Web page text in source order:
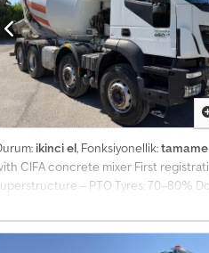
ikinci el, Fonksiyonellik:
CIFA concrete mixer First
– PTO Tyres: 70–80%
Immediately available WE CONSIDER
VOLVO, SCANIA) EQUIPPED
(CATERPILLAR, FIAT HITACHI, KOMATSU).